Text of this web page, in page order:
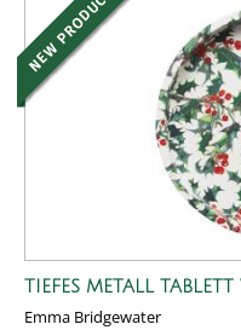
TIEFES METALL
Emma Bridgewater